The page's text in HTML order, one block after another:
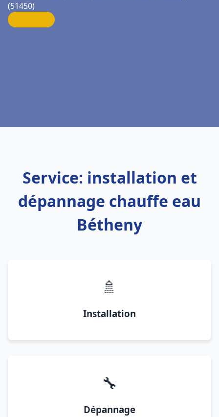
(51450)
Service: installation et
dépannage chauffe eau
Bétheny
🚿
Installation
🔧
Dépannage